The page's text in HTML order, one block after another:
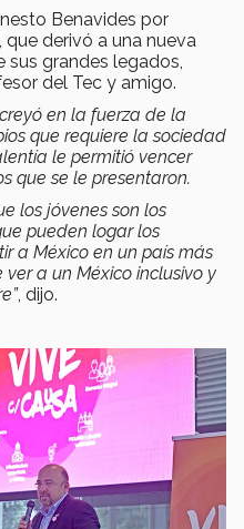
Benavides por
derivó a una nueva
sus grandes legados,
del Tec y amigo.
en la fuerza de la
que requiere la sociedad
le permitió vencer
que se le presentaron.
los jóvenes son los
pueden logar los
a México en un país más
a un México inclusivo y
, dijo.